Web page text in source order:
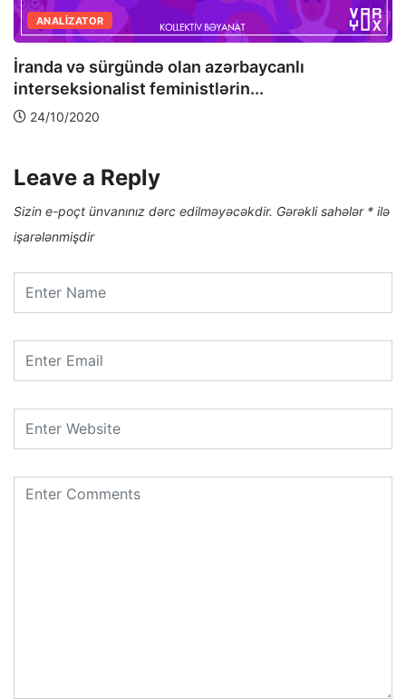
ANALIZATOR
İranda və sürgündə olan azərbaycanlı
interseksionalist feministlərin...
24/10/2020
Leave a Reply
Sizin e-poçt ünvanınız dərc edilməyəcəkdir. Gərəkli sahələr * ilə
işarələnmişdir